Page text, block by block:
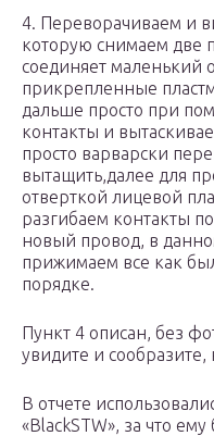
4. Переворачиваем и
которую снимаем две
соединяет маленький
прикрепленные
дальше просто при
контакты и
просто варварски
вытащить,далее для
отверткой лицевой
разгибаем контакты
новый провод, в
прижимаем все как
порядке.
Пункт 4 описан, без
увидите и сообразите,
В отчете
«BlackSTW», за что